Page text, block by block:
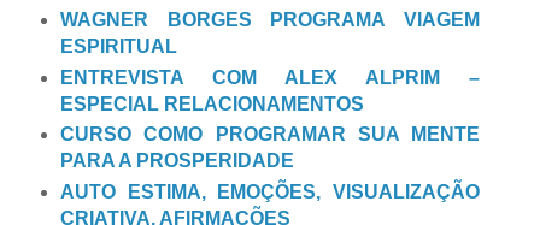
WAGNER BORGES PROGRAMA VIAGEM
ESPIRITUAL
ENTREVISTA COM ALEX ALPRIM –
ESPECIAL RELACIONAMENTOS
CURSO COMO PROGRAMAR SUA MENTE
PARA A PROSPERIDADE
AUTO ESTIMA, EMOÇÕES, VISUALIZAÇÃO
CRIATIVA, AFIRMAÇÕES